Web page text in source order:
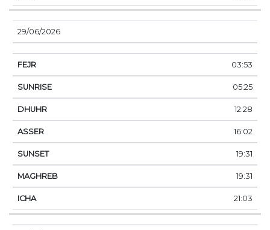
29/06/2026
03:53
05:25
12:28
16:02
19:31
19:31
21:03